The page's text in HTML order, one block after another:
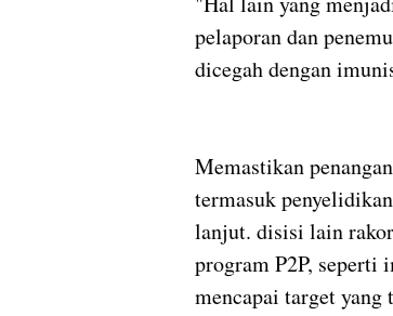
pelaporan dan
dicegah dengan
Memastikan
termasuk
lanjut. disisi lain
program P2P,
mencapai target yang